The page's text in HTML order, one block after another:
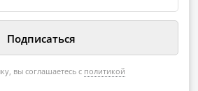
вы соглашаетесь с политикой